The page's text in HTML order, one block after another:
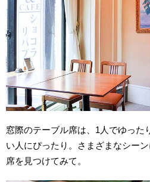
窓際のテーブル席は、1人でゆった
い人にぴったり。さまざまなシー
席を見つけてみて。